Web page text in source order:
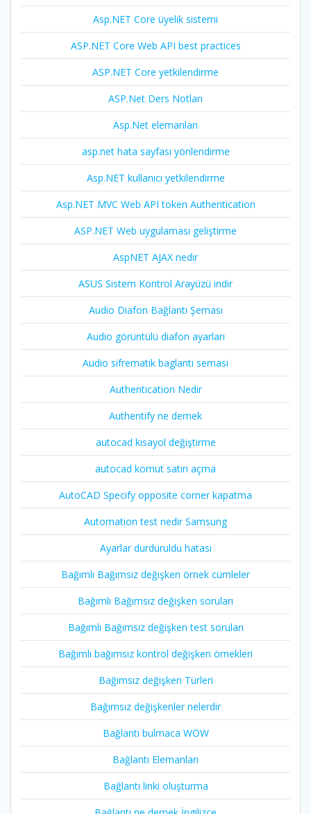
Asp.NET Core üyelik sistemi
ASP.NET Core Web API best practices
ASP.NET Core yetkilendirme
ASP.Net Ders Notları
Asp.Net elemanları
asp.net hata sayfası yönlendirme
Asp.NET kullanıcı yetkilendirme
Asp.NET MVC Web API token Authentication
ASP.NET Web uygulaması geliştirme
AspNET AJAX nedir
ASUS Sistem Kontrol Arayüzü indir
Audio Diafon Bağlantı Şeması
Audio görüntülü diafon ayarları
Audio sifrematik baglanti semasi
Authentication Nedir
Authentify ne demek
autocad kısayol değiştirme
autocad komut satırı açma
AutoCAD Specify opposite corner kapatma
Automation test nedir Samsung
Ayarlar durduruldu hatası
Bağımlı Bağımsız değişken örnek cümleler
Bağımlı Bağımsız değişken soruları
Bağımlı Bağımsız değişken test soruları
Bağımlı bağımsız kontrol değişken örnekleri
Bağımsız değişken Türleri
Bağımsız değişkenler nelerdir
Bağlantı bulmaca WOW
Bağlantı Elemanları
Bağlantı linki oluşturma